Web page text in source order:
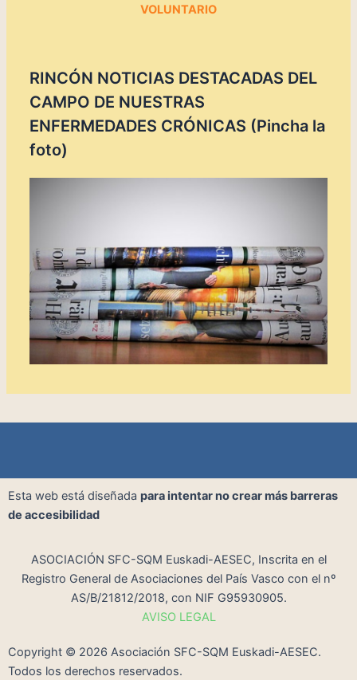
VOLUNTARIO
RINCÓN NOTICIAS DESTACADAS DEL
CAMPO DE NUESTRAS
ENFERMEDADES CRÓNICAS (Pincha la
foto)
Esta web está diseñada para intentar no crear más barreras
de accesibilidad
ASOCIACIÓN SFC-SQM Euskadi-AESEC, Inscrita en el
Registro General de Asociaciones del País Vasco con el nº
AS/B/21812/2018, con NIF G95930905.
AVISO LEGAL
Copyright © 2026 Asociación SFC-SQM Euskadi-AESEC.
Todos los derechos reservados.